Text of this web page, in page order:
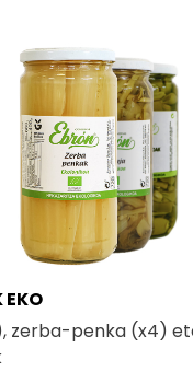
EKO
zerba-penka (x4)